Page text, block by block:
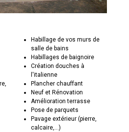
Habillage de vos murs de
salle de bains
Habillages de baignoire
Création douches à
l'italienne
Plancher chauffant
Neuf et Rénovation
Amélioration terrasse
Pose de parquets
Pavage extérieur (pierre,
calcaire,...)